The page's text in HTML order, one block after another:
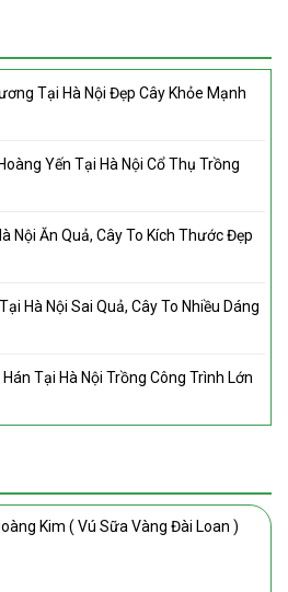
Tại Hà Nội Đẹp Cây Khỏe Mạnh
Yến Tại Hà Nội Cổ Thụ Trồng
Nội Ăn Quả, Cây To Kích Thước Đẹp
Hà Nội Sai Quả, Cây To Nhiều Dáng
Tại Hà Nội Trồng Công Trình Lớn
Kim ( Vú Sữa Vàng Đài Loan )